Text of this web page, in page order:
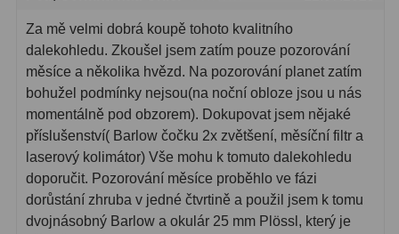
Za mě velmi dobrá koupě tohoto kvalitního
dalekohledu. Zkoušel jsem zatím pouze pozorování
měsíce a několika hvězd. Na pozorování planet zatím
bohužel podmínky nejsou(na noční obloze jsou u nás
momentálně pod obzorem). Dokupovat jsem nějaké
příslušenství( Barlow čočku 2x zvětšení, měsíční filtr a
laserový kolimátor) Vše mohu k tomuto dalekohledu
doporučit. Pozorování měsíce proběhlo ve fázi
dorůstání zhruba v jedné čtvrtině a použil jsem k tomu
dvojnásobný Barlow a okulár 25 mm Plössl, který je